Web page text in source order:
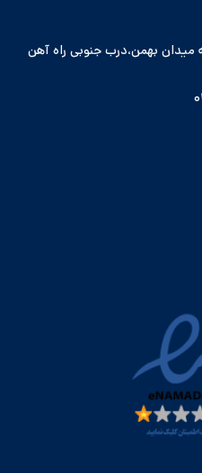
میدان بهمن،درب جنوبی راه آهن